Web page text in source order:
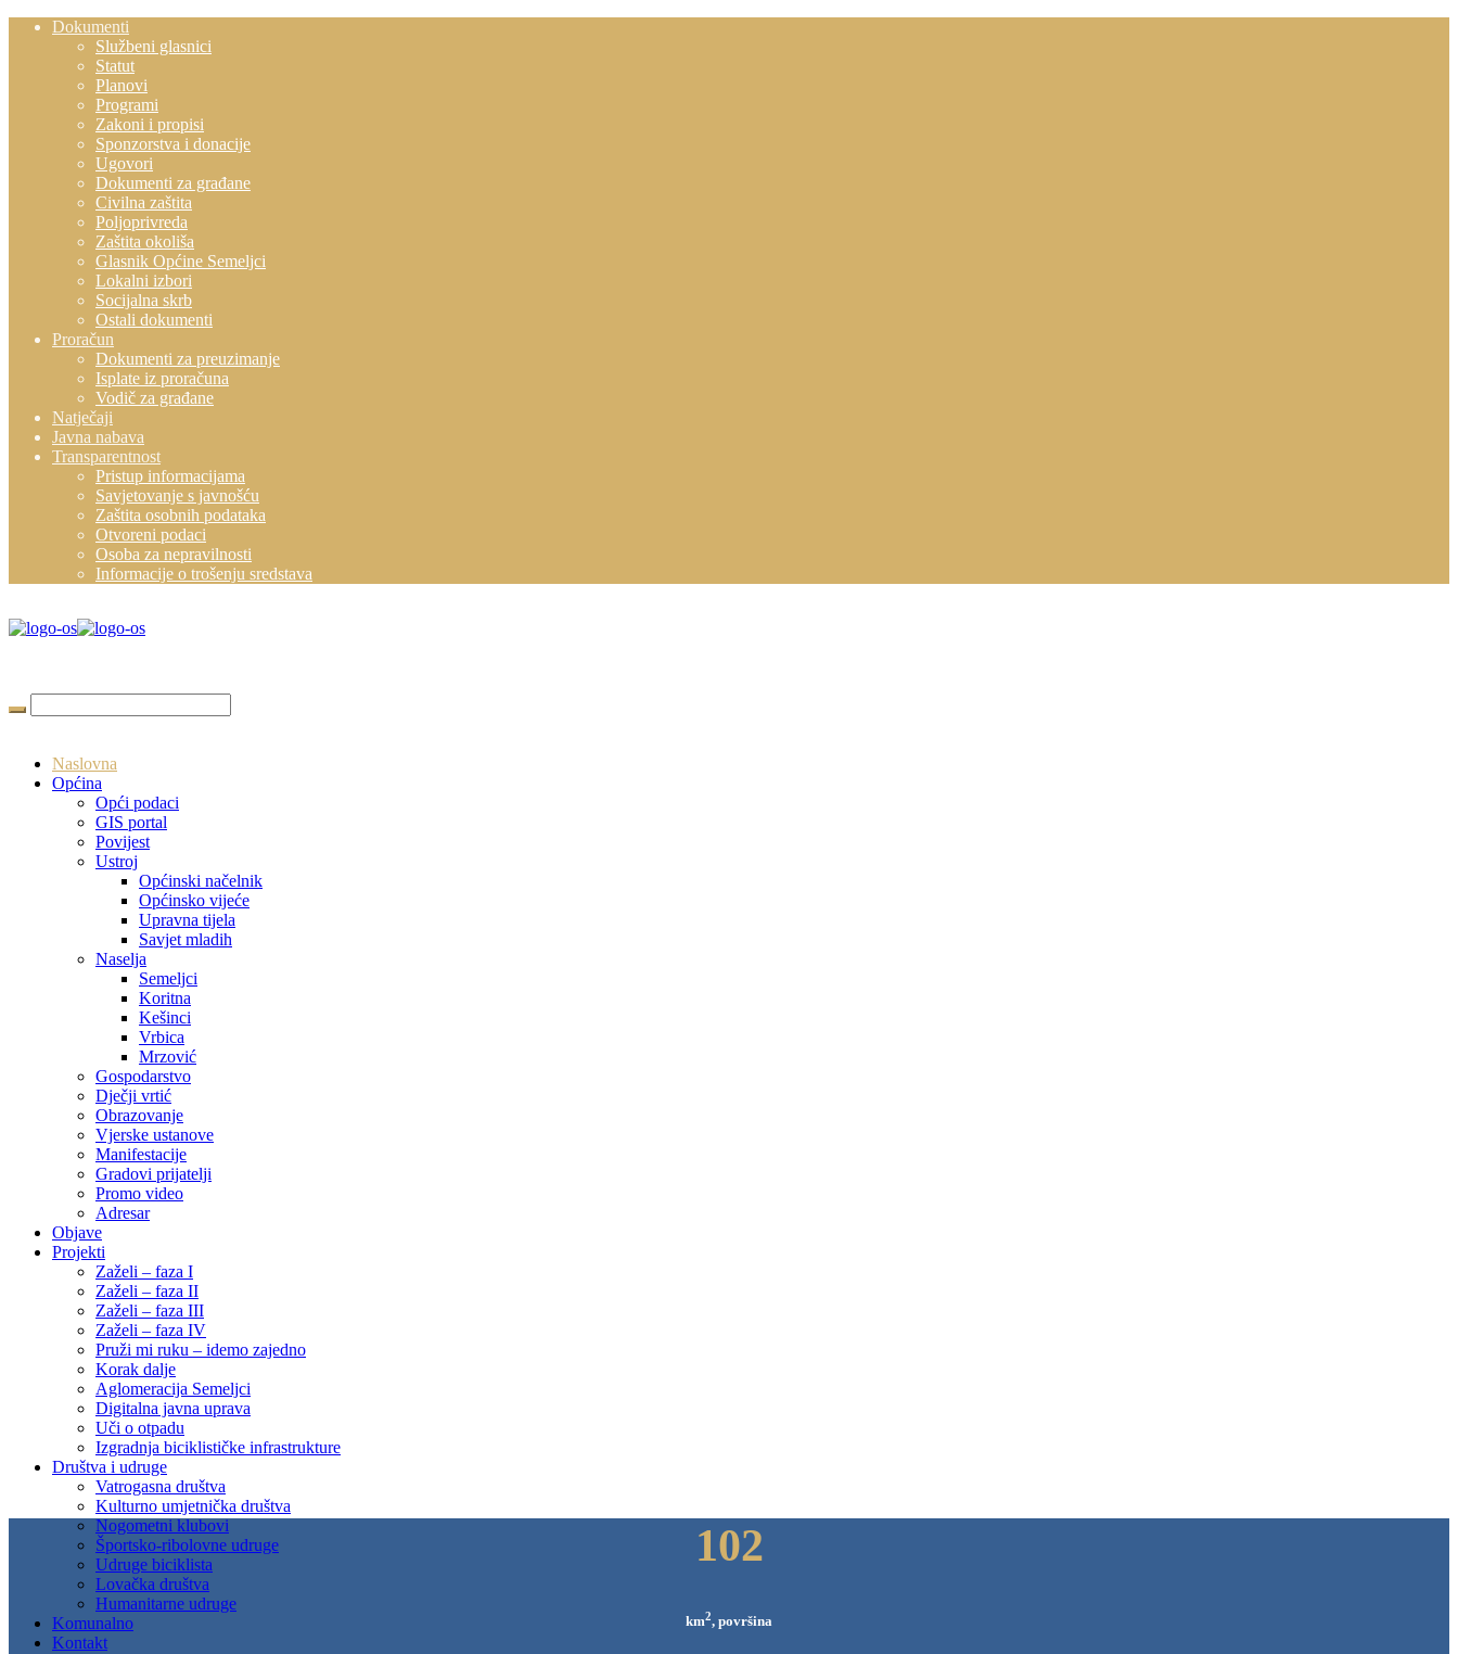
Dokumenti
Službeni glasnici
Statut
Planovi
Programi
Zakoni i propisi
Sponzorstva i donacije
Ugovori
Dokumenti za građane
Civilna zaštita
Poljoprivreda
Zaštita okoliša
Glasnik Općine Semeljci
Lokalni izbori
Socijalna skrb
Ostali dokumenti
Proračun
Dokumenti za preuzimanje
Isplate iz proračuna
Vodič za građane
Natječaji
Javna nabava
Transparentnost
Pristup informacijama
Savjetovanje s javnošću
Zaštita osobnih podataka
Otvoreni podaci
Osoba za nepravilnosti
Informacije o trošenju sredstava
Naslovna
Općina
Opći podaci
GIS portal
Povijest
Ustroj
Općinski načelnik
Općinsko vijeće
Upravna tijela
Savjet mladih
Naselja
Semeljci
Koritna
Kešinci
Vrbica
Mrzović
Gospodarstvo
Dječji vrtić
Obrazovanje
Vjerske ustanove
Manifestacije
Gradovi prijatelji
Promo video
Adresar
Objave
Projekti
Zaželi – faza I
Zaželi – faza II
Zaželi – faza III
Zaželi – faza IV
Pruži mi ruku – idemo zajedno
Korak dalje
Aglomeracija Semeljci
Digitalna javna uprava
Uči o otpadu
Izgradnja biciklističke infrastrukture
Društva i udruge
Vatrogasna društva
Kulturno umjetnička društva
Nogometni klubovi
Športsko-ribolovne udruge
Udruge biciklista
Lovačka društva
Humanitarne udruge
Komunalno
Kontakt
102
km2, površina